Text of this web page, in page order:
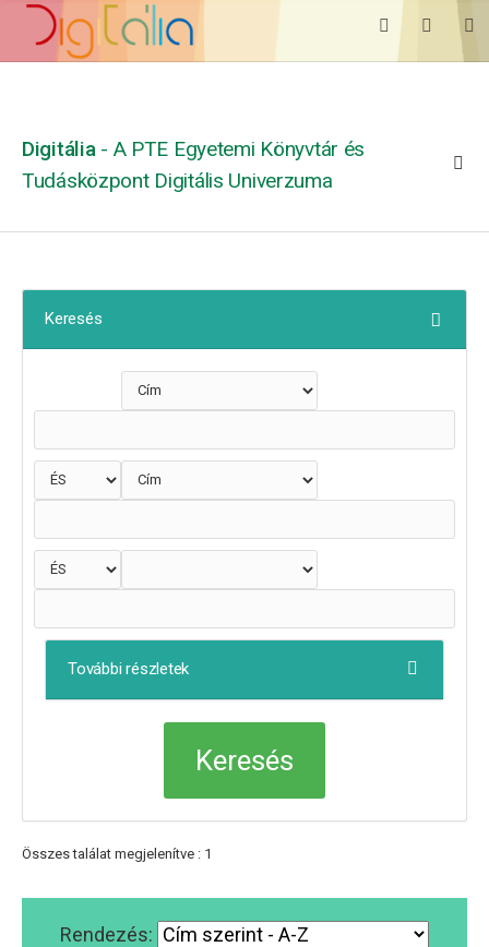
Digitália - A PTE Egyetemi Könyvtár és
Tudásközpont Digitális Univerzuma
Keresés
További részletek
Összes találat megjelenítve : 1
Rendezés: